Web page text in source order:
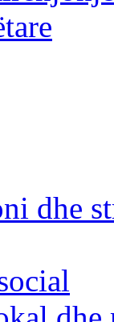
dhe